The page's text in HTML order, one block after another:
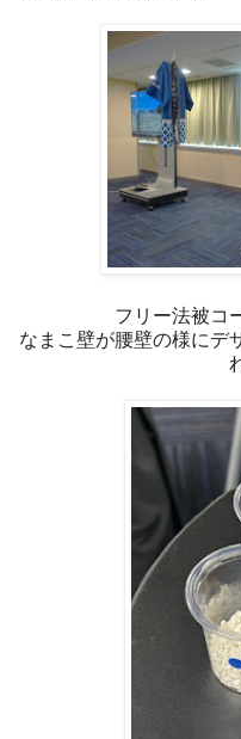
フリー法被コ
なまこ壁が腰壁の様にデ